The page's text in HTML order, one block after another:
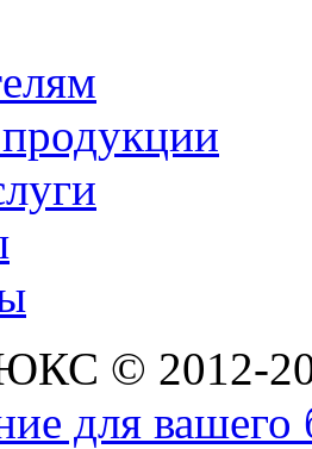
© 2012-
для вашего